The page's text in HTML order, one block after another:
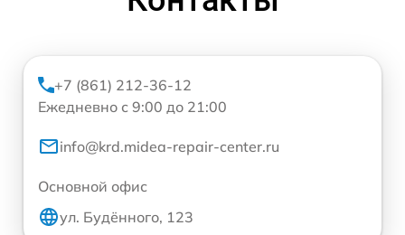
+7 (861) 212-36-12
Ежедневно с 9:00 до 21:00
info@krd.midea-repair-center.ru
Основной офис
ул. Будённого, 123